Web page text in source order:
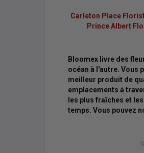
Carleton Place
Prince Albert
Bloomex livre des
océan à l'autre. Vous
meilleur produit de
emplacements à
les plus fraîches et
temps. Vous pouvez